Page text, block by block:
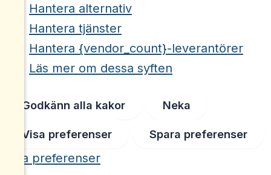
Hantera alternativ
Hantera tjänster
Hantera {vendor_count}-leverantörer
Läs mer om dessa syften
Godkänn alla kakor Neka
Visa preferenser Spara preferenser
Visa preferenser